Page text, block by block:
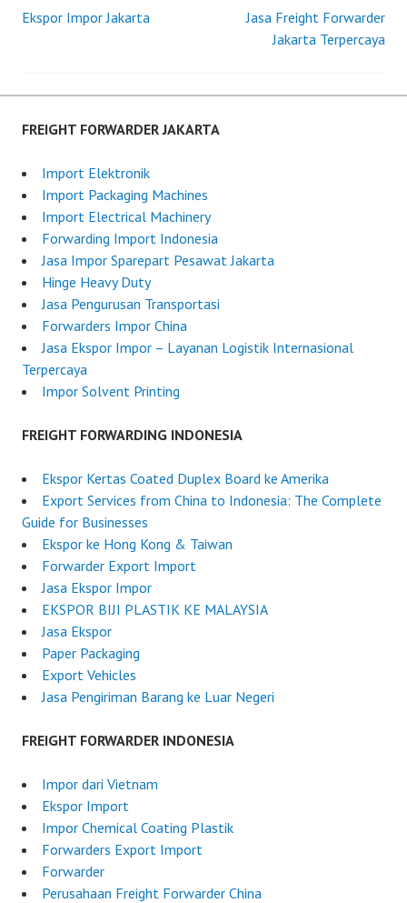
d
0
e
d
a
Post
Ekspor Impor Jakarta
Jasa Freight Forwarder
Jakarta Terpercaya
FREIGHT FORWARDER JAKARTA
Import Elektronik
Import Packaging Machines
Import Electrical Machinery
Forwarding Import Indonesia
Jasa Impor Sparepart Pesawat Jakarta
Hinge Heavy Duty
Jasa Pengurusan Transportasi
Forwarders Impor China
Jasa Ekspor Impor – Layanan Logistik Internasional
Terpercaya
Impor Solvent Printing
FREIGHT FORWARDING INDONESIA
Ekspor Kertas Coated Duplex Board ke Amerika
Export Services from China to Indonesia: The Complete
Guide for Businesses
Ekspor ke Hong Kong & Taiwan
Forwarder Export Import
Jasa Ekspor Impor
EKSPOR BIJI PLASTIK KE MALAYSIA
Jasa Ekspor
Paper Packaging
Export Vehicles
Jasa Pengiriman Barang ke Luar Negeri
FREIGHT FORWARDER INDONESIA
Impor dari Vietnam
Ekspor Import
Impor Chemical Coating Plastik
Forwarders Export Import
Forwarder
Perusahaan Freight Forwarder China